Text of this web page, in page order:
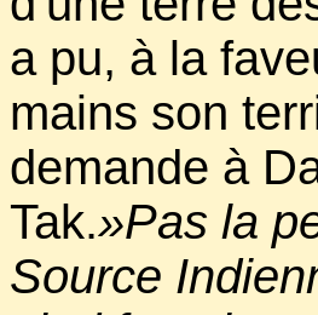
a pu, à la
mains son
demande à
Tak.»Pas la
Source